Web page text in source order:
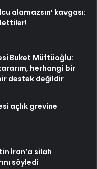
alamazsın’ kavgası:
Buket Müftüoğlu:
herhangi bir
destek değildir
açlık grevine
İran’a silah
söyledi